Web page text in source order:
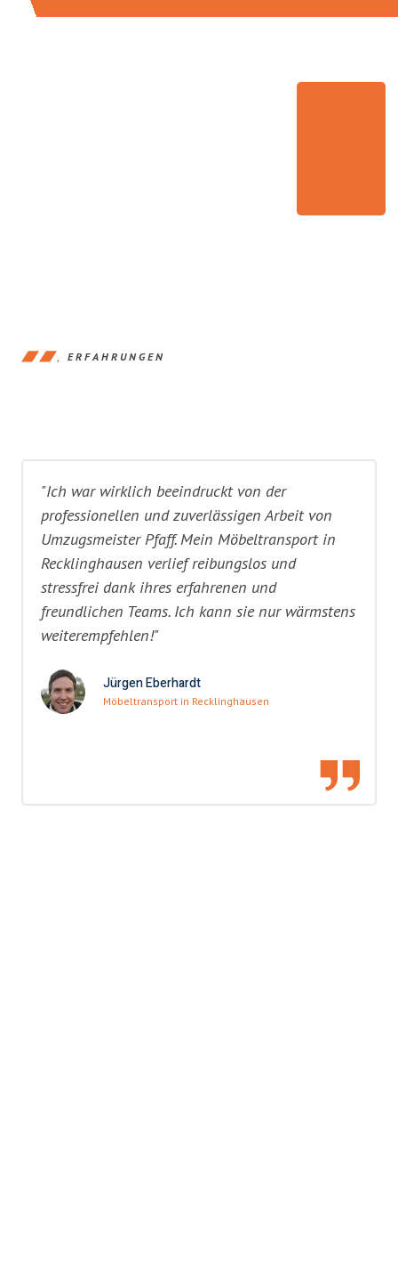
ERFAHRUNGEN
"Ich war wirklich beeindruckt von der
professionellen und zuverlässigen Arbeit von
Umzugsmeister Pfaff. Mein Möbeltransport in
Recklinghausen verlief reibungslos und
stressfrei dank ihres erfahrenen und
freundlichen Teams. Ich kann sie nur wärmstens
weiterempfehlen!"
Jürgen Eberhardt
Möbeltransport in Recklinghausen